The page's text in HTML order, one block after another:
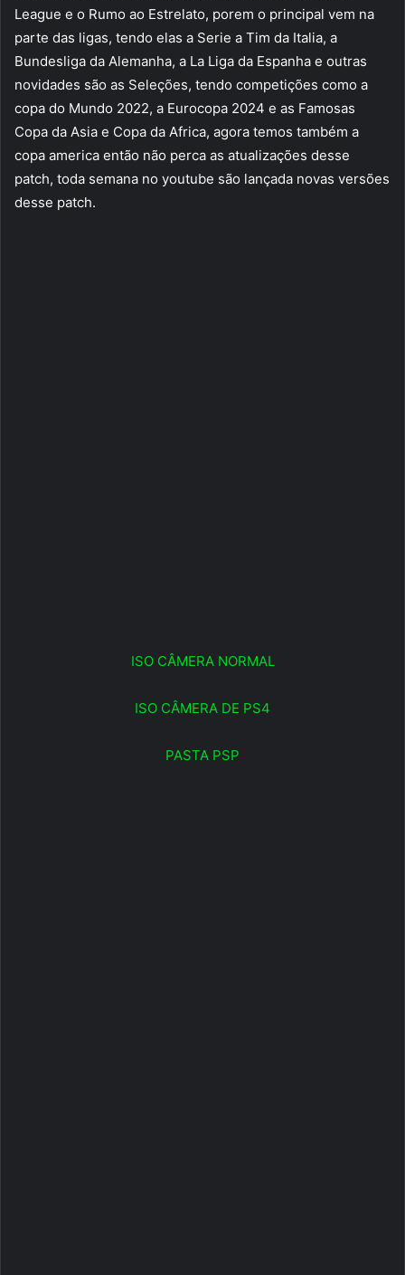
League e o Rumo ao Estrelato, porem o principal vem na
parte das ligas, tendo elas a Serie a Tim da Italia, a
Bundesliga da Alemanha, a La Liga da Espanha e outras
novidades são as Seleções, tendo competições como a
copa do Mundo 2022, a Eurocopa 2024 e as Famosas
Copa da Asia e Copa da Africa, agora temos também a
copa america então não perca as atualizações desse
patch, toda semana no youtube são lançada novas versões
desse patch.
ISO CÂMERA NORMAL
ISO CÂMERA DE PS4
PASTA PSP